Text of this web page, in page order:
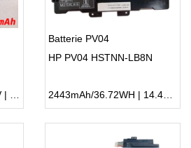
9767mAh/78.5WH | 7.7V | Li-ion ...
Batterie PV04
HP PV04 HSTNN-LB8N
2443mAh/36.72WH | 14.4V | Li-ion ...